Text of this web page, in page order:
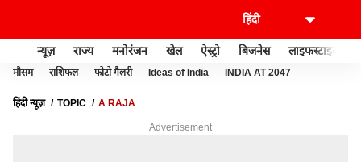
न्यूज़ राज्य मनोरंजन खेल ऐस्ट्रो बिजनेस लाइफस्टाइल
मौसम राशिफल फोटो गैलरी Ideas of India INDIA AT 2047
हिंदी न्यूज़ TOPIC A RAJA
Advertisement